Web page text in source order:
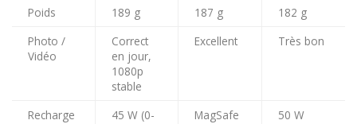
Poids
189 g 187 g
182 g
Photo /
Vidéo
Correct
en jour,
1080p
stable
Excellent Très bon
Recharge
45 W (0-
MagSafe
50 W